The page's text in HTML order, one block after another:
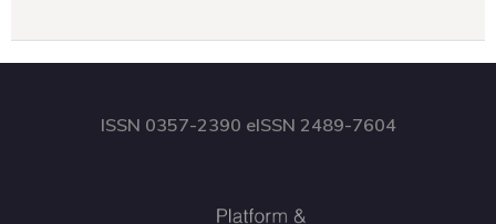
ISSN 0357-2390 eISSN 2489-7604